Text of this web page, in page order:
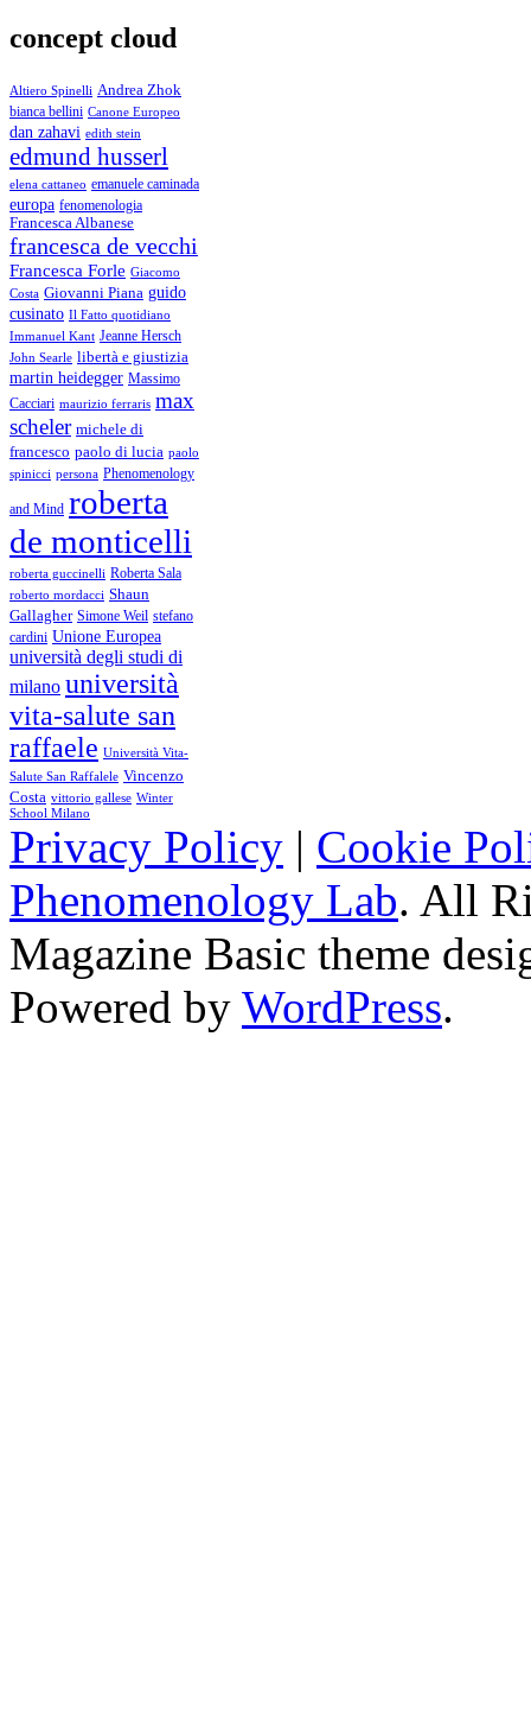
concept cloud
Altiero Spinelli Andrea Zhok
bianca bellini Canone Europeo
dan zahavi edith stein
edmund husserl
elena cattaneo emanuele caminada
europa fenomenologia
Francesca Albanese
francesca de vecchi
Francesca Forle Giacomo
Costa Giovanni Piana guido
cusinato Il Fatto quotidiano
Immanuel Kant Jeanne Hersch
John Searle libertà e giustizia
martin heidegger Massimo
Cacciari maurizio ferraris max
scheler michele di
francesco paolo di lucia paolo
spinicci persona Phenomenology
and Mind roberta
de monticelli
roberta guccinelli Roberta Sala
roberto mordacci Shaun
Gallagher Simone Weil stefano
cardini Unione Europea
università degli studi di
milano università
vita-salute san
raffaele Università Vita-
Salute San Raffalele Vincenzo
Costa vittorio gallese Winter
School Milano
Privacy Policy | Cookie
Phenomenology Lab. All
Magazine Basic theme
Powered by WordPress.